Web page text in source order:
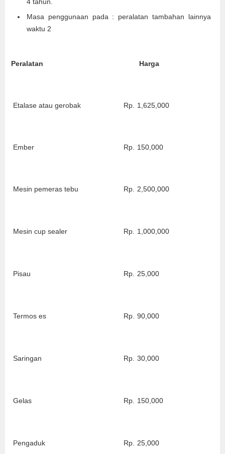
Masa penggunaan pada : peralatan tambahan lainnya
waktu 2
Peralatan Harga
Etalase atau gerobak Rp. 1,625,000
Ember Rp. 150,000
Mesin pemeras tebu Rp. 2,500,000
Mesin cup sealer Rp. 1,000,000
Pisau Rp. 25,000
Termos es Rp. 90,000
Saringan Rp. 30,000
Gelas Rp. 150,000
Pengaduk Rp. 25,000